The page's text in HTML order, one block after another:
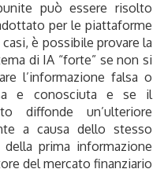
può essere risolto
per le piattaforme
è possibile provare la
di IA “forte” se non si
l’informazione falsa o
e conosciuta e se il
diffonde un’ulteriore
a causa dello stesso
prima informazione
del mercato finanziario